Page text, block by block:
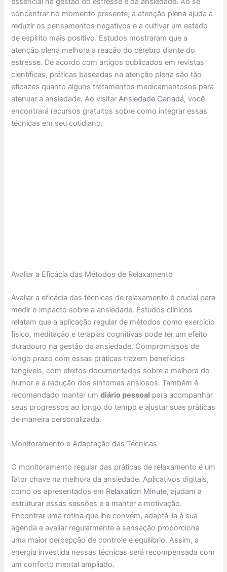
concentrar no momento presente, a atenção plena ajuda a
reduzir os pensamentos negativos e a cultivar um estado
de espírito mais positivo. Estudos mostraram que a
atenção plena melhora a reação do cérebro diante do
estresse. De acordo com artigos publicados em revistas
científicas, práticas baseadas na atenção plena são tão
eficazes quanto alguns tratamentos medicamentosos para
atenuar a ansiedade. Ao visitarAnsiedade Canadá, você
encontrará recursos gratuitos sobre como integrar essas
técnicas em seu cotidiano.
Avaliar a Eficácia das Métodos de Relaxamento
Avaliar a eficácia das técnicas de relaxamento é crucial para
medir o impacto sobre a ansiedade. Estudos clínicos
relatam que a aplicação regular de métodos como exercício
físico, meditação e terapias cognitivas pode ter um efeito
duradouro na gestão da ansiedade. Compromissos de
longo prazo com essas práticas trazem benefícios
tangíveis, com efeitos documentados sobre a melhora do
humor e a redução dos sintomas ansiosos. Também é
recomendado manter umdiário pessoal para acompanhar
seus progressos ao longo do tempo e ajustar suas práticas
de maneira personalizada.
Monitoramento e Adaptação das Técnicas
O monitoramento regular das práticas de relaxamento é um
fator chave na melhora da ansiedade. Aplicativos digitais,
como os apresentados em Relaxation Minute, ajudam a
estruturar essas sessões e a manter a motivação.
Encontrar uma rotina que lhe convém, adaptá-la à sua
agenda e avaliar regularmente a sensação proporciona
uma maior percepção de controle e equilíbrio. Assim, a
energia investida nessas técnicas será recompensada com
um conforto mental ampliado.